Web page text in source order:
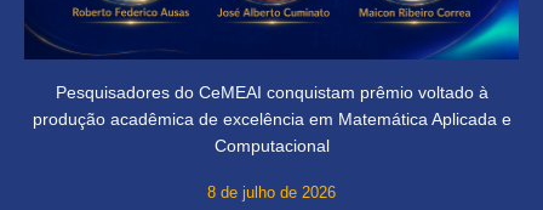
Pesquisadores do CeMEAI conquistam prêmio voltado à
produção acadêmica de excelência em Matemática Aplicada e
Computacional
8 de julho de 2026